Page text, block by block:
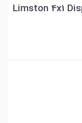
Limston 4x1